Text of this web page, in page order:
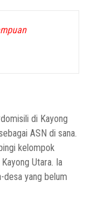
di Kayong
ASN di sana.
kelompok
Utara. Ia
yang belum